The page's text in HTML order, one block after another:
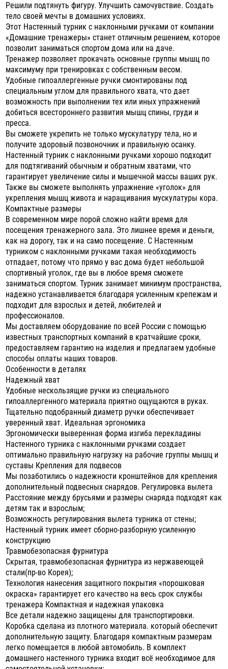
Решили подтянуть фигуру. Улучшить самочувствие. Создать
тело своей мечты в домашних условиях.
Этот Настенный турник с наклонными ручками от компании
«Домашние тренажеры» станет отличным решением, которое
позволит заниматься спортом дома или на даче.
Тренажер позволяет прокачать основные группы мышц по
максимуму при тренировках с собственным весом.
Удобные гипоаллергенные ручки смонтированы под
специальным углом для правильного хвата, что дает
возможность при выполнении тех или иных упражнений
добиться всестороннего развития мышц спины, груди и
пресса.
Вы сможете укрепить не только мускулатуру тела, но и
получите здоровый позвоночник и правильную осанку.
Настенный турник с наклонными ручками хорошо подходит
для подтягиваний обычным и обратным хватами, что
гарантирует увеличение силы и мышечной массы ваших рук.
Также вы сможете выполнять упражнение «уголок» для
укрепления мышц живота и наращивания мускулатуры кора.
Компактные размеры
В современном мире порой сложно найти время для
посещения тренажерного зала. Это лишнее время и деньги,
как на дорогу, так и на само посещение. С Настенным
турником с наклонными ручками такая необходимость
отпадает, потому что прямо у вас дома будет небольшой
спортивный уголок, где вы в любое время сможете
заниматься спортом. Турник занимает минимум пространства,
надежно устанавливается благодаря усиленным крепежам и
подходит для взрослых и детей, любителей и
профессионалов.
Мы доставляем оборудование по всей России с помощью
известных транспортных компаний в кратчайшие сроки,
предоставляем гарантию на изделия и предлагаем удобные
способы оплаты наших товаров.
Особенности в деталях
Надежный хват
Удобные нескользящие ручки из специального
гипоаллергенного материала приятно ощущаются в руках.
Тщательно подобранный диаметр ручки обеспечивает
уверенный хват. Идеальная эргономика
Эргономически выверенная форма изгиба перекладины
Настенного турника с наклонными ручками создает
оптимально правильную нагрузку на рабочие группы мышц и
суставы Крепления для подвесов
Мы позаботились о надежности кронштейнов для крепления
дополнительный подвесных снарядов. Регулировка вылета
Расстояние между брусьями и размеры снаряда подходят как
детям так и взрослым;
Возможность регулирования вылета турника от стены;
Настенный турник имеет сборно-разборную усиленную
конструкцию
Травмобезопасная фурнитура
Скрытая, травмобезопасная фурнитура из нержавеющей
стали(пр-во Корея);
Технология нанесения защитного покрытия «порошковая
окраска» гарантирует его качество на весь срок службы
тренажера Компактная и надежная упаковка
Все детали надежно защищены для транспортировки.
Коробка сделана из плотного материала. который обеспечит
дополнительную защиту. Благодаря компактным размерам
легко помещается в любой автомобиль. В комплект
домашнего настенного турника входит всё необходимое для